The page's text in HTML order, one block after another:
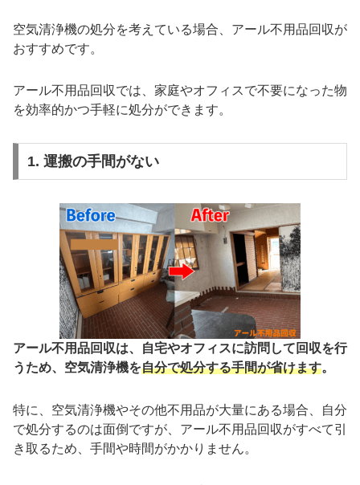
空気清浄機の処分を考えている場合、アール不用品回収が
おすすめです。
アール不用品回収では、家庭やオフィスで不要になった物
を効率的かつ手軽に処分ができます。
1. 運搬の手間がない
アール不用品回収は、自宅やオフィスに訪問して回収を行
うため、空気清浄機を自分で処分する手間が省けます。
特に、空気清浄機やその他不用品が大量にある場合、自分
で処分するのは面倒ですが、アール不用品回収がすべて引
き取るため、手間や時間がかかりません。